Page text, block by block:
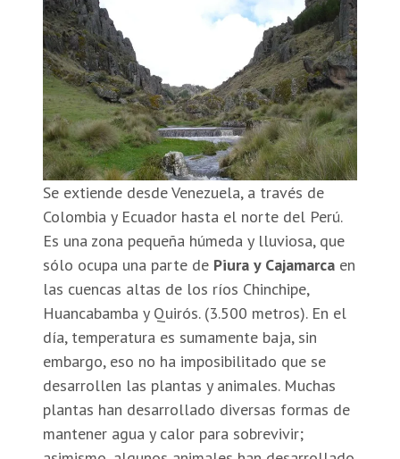
Se extiende desde Venezuela, a través de
Colombia y Ecuador hasta el norte del Perú.
Es una zona pequeña húmeda y lluviosa, que
sólo ocupa una parte de Piura y Cajamarca en
las cuencas altas de los ríos Chinchipe,
Huancabamba y Quirós. (3.500 metros). En el
día, temperatura es sumamente baja, sin
embargo, eso no ha imposibilitado que se
desarrollen las plantas y animales. Muchas
plantas han desarrollado diversas formas de
mantener agua y calor para sobrevivir;